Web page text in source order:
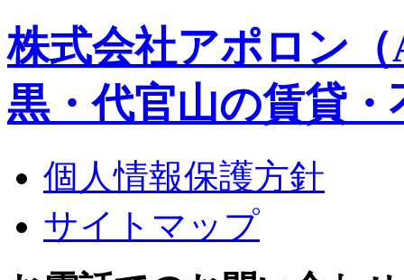
株式会社アポロン
黒・代官山の賃貸・
個人情報保護方針
サイトマップ